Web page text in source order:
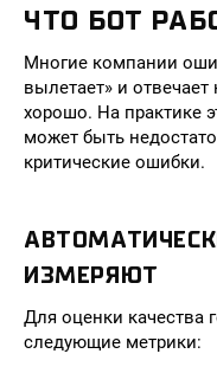
ЧТО БОТ
Многие компании
вылетает» и
хорошо. На практике
может быть
критические ошибки.
ИЗМЕРЯЮТ
Для оценки качества
следующие метрики: